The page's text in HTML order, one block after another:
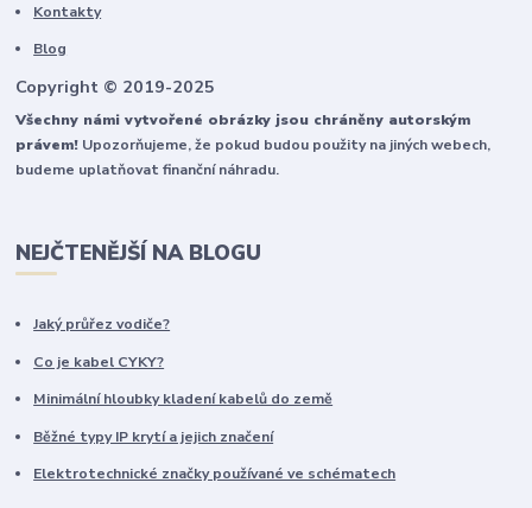
Kontakty
Blog
Copyright © 2019-2025
Všechny námi vytvořené obrázky jsou chráněny autorským
právem! Upozorňujeme, že pokud budou použity na jiných webech,
budeme uplatňovat finanční náhradu.
NEJČTENĚJŠÍ NA BLOGU
Jaký průřez vodiče?
Co je kabel CYKY?
Minimální hloubky kladení kabelů do země
Běžné typy IP krytí a jejich značení
Elektrotechnické značky používané ve schématech